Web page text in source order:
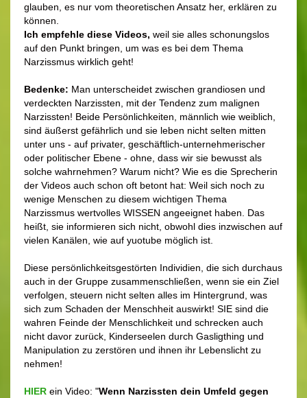
glauben, es nur vom theoretischen Ansatz her, erklären zu
können.
Ich empfehle diese Videos, weil sie alles schonungslos
auf den Punkt bringen, um was es bei dem Thema
Narzissmus wirklich geht!
Bedenke: Man unterscheidet zwischen grandiosen und
verdeckten Narzissten, mit der Tendenz zum malignen
Narzissten! Beide Persönlichkeiten, männlich wie weiblich,
sind äußerst gefährlich und sie leben nicht selten mitten
unter uns - auf privater, geschäftlich-unternehmerischer
oder politischer Ebene - ohne, dass wir sie bewusst als
solche wahrnehmen? Warum nicht? Wie es die Sprecherin
der Videos auch schon oft betont hat: Weil sich noch zu
wenige Menschen zu diesem wichtigen Thema
Narzissmus wertvolles WISSEN angeeignet haben. Das
heißt, sie informieren sich nicht, obwohl dies inzwischen auf
vielen Kanälen, wie auf yuotube möglich ist.
Diese persönlichkeitsgestörten Individien, die sich durchaus
auch in der Gruppe zusammenschließen, wenn sie ein Ziel
verfolgen, steuern nicht selten alles im Hintergrund, was
sich zum Schaden der Menschheit auswirkt! SIE sind die
wahren Feinde der Menschlichkeit und schrecken auch
nicht davor zurück, Kinderseelen durch Gasligthing und
Manipulation zu zerstören und ihnen ihr Lebenslicht zu
nehmen!
HIER ein Video: "Wenn Narzissten dein Umfeld gegen